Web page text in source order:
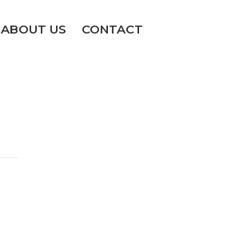
ABOUT US CONTACT